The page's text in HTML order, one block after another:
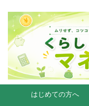
はじめての方へ